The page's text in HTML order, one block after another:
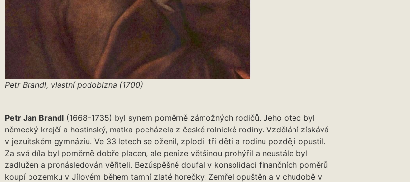
Petr Brandl, vlastní podobizna (1700)
Petr Jan Brandl (1668–1735) byl synem poměrně zámožných rodičů. Jeho otec byl
německý krejčí a hostinský, matka pocházela z české rolnické rodiny. Vzdělání získává
v jezuitském gymnáziu. Ve 33 letech se oženil, zplodil tři děti a rodinu později opustil.
Za svá díla byl poměrně dobře placen, ale peníze většinou prohýřil a neustále byl
zadlužen a pronásledován věřiteli. Bezúspěšně doufal v konsolidaci finančních poměrů
koupí pozemku v Jílovém během tamní zlaté horečky. Zemřel opuštěn a v chudobě v